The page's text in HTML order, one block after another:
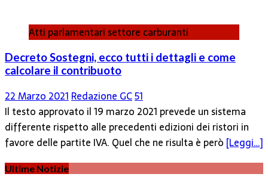
Atti parlamentari settore carburanti
Decreto Sostegni, ecco tutti i dettagli e come
calcolare il contribuoto
22 Marzo 2021 Redazione GC51
Il testo approvato il 19 marzo 2021 prevede un sistema
differente rispetto alle precedenti edizioni dei ristori in
favore delle partite IVA. Quel che ne risulta è però [Leggi…]
Ultime Notizie